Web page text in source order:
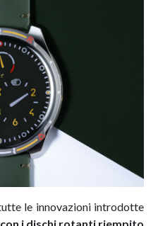
le innovazioni introdotte